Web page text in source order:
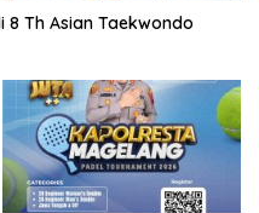
8 Th Asian Taekwondo